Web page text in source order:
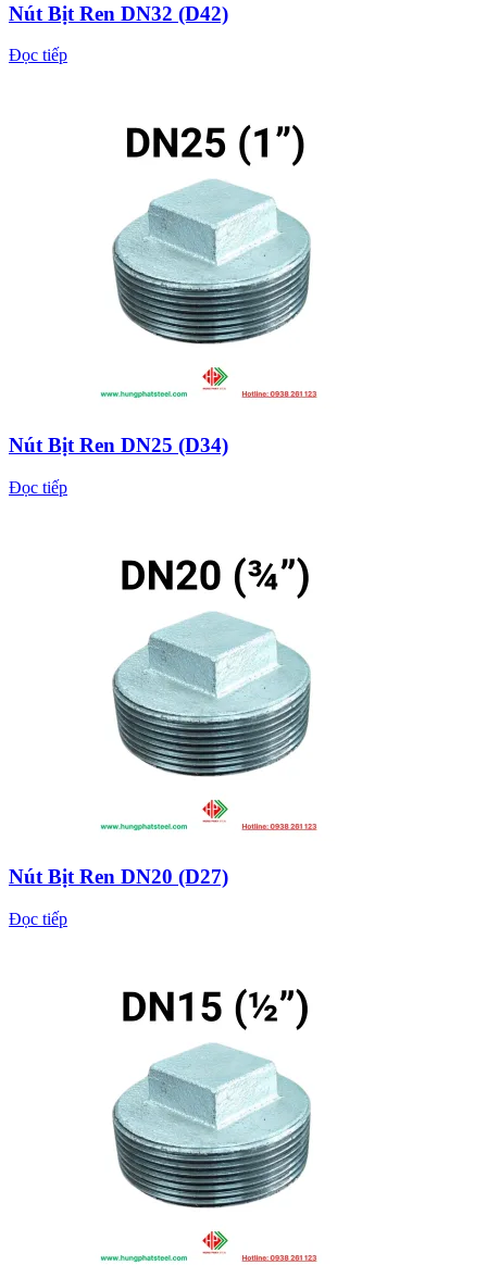
Nút Bịt Ren DN32 (D42)
Đọc tiếp
Nút Bịt Ren DN25 (D34)
Đọc tiếp
Nút Bịt Ren DN20 (D27)
Đọc tiếp